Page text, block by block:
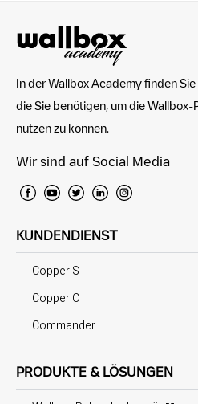
In der Wallbox Academy finden
die Sie benötigen, um die Wallbox-
nutzen zu können.
Wir sind auf Social Media
KUNDENDIENST
Copper S
Copper C
Commander
PRODUKTE & LÖSUNGEN